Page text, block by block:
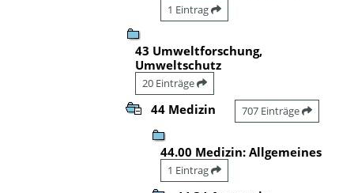
1 Eintrag
43 Umweltforschung,
Umweltschutz
20 Einträge
44 Medizin 707 Einträge
44.00 Medizin: Allgemeines
1 Eintrag